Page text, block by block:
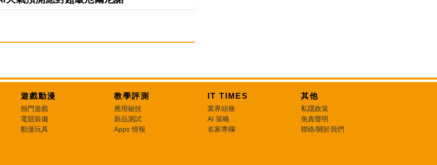
遊戲動漫
熱門遊戲
電競裝備
動漫玩具
教學評測
應用秘技
新品測試
Apps 情報
IT TIMES
業界頭條
AI 策略
名家專欄
其他
私隱政策
免責聲明
聯絡/關於我們